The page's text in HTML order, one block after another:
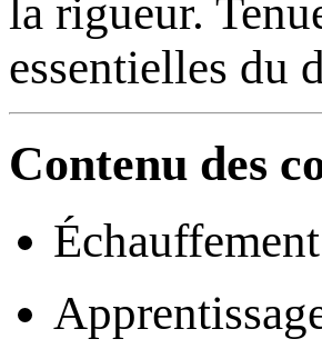
la rigueur.
essentielles du
Contenu des